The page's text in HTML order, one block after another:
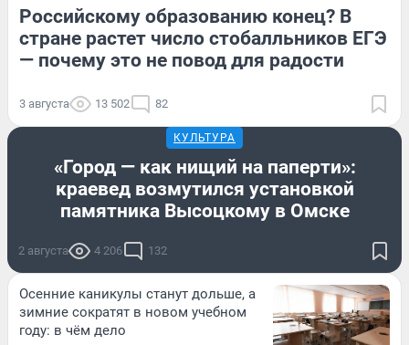
Российскому образованию конец? В
стране растет число стобалльников ЕГЭ
— почему это не повод для радости
3 августа 13 502 82
КУЛЬТУРА
«Город — как нищий на паперти»:
краевед возмутился установкой
памятника Высоцкому в Омске
2 августа 4 206 132
Осенние каникулы станут дольше, а
зимние сократят в новом учебном
году: в чём дело